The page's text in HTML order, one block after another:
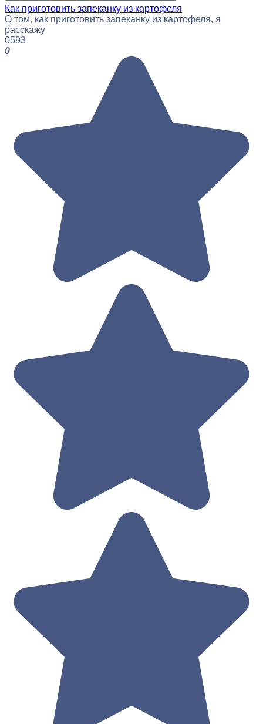
Как приготовить запеканку из картофеля
О том, как приготовить запеканку из картофеля, я
расскажу
0593
0